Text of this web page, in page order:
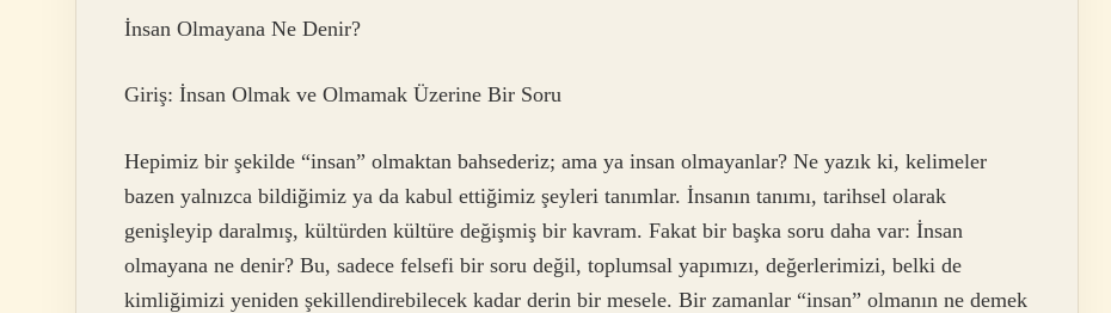
İnsan Olmayana Ne Denir?
Giriş: İnsan Olmak ve Olmamak Üzerine Bir Soru
Hepimiz bir şekilde “insan” olmaktan bahsederiz; ama ya insan olmayanlar? Ne yazık ki, kelimeler
bazen yalnızca bildiğimiz ya da kabul ettiğimiz şeyleri tanımlar. İnsanın tanımı, tarihsel olarak
genişleyip daralmış, kültürden kültüre değişmiş bir kavram. Fakat bir başka soru daha var: İnsan
olmayana ne denir? Bu, sadece felsefi bir soru değil, toplumsal yapımızı, değerlerimizi, belki de
kimliğimizi yeniden şekillendirebilecek kadar derin bir mesele. Bir zamanlar “insan” olmanın ne demek